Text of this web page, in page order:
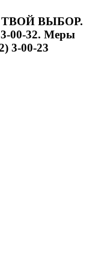
ВЫБОР.
3-00-32. Меры
3-00-23